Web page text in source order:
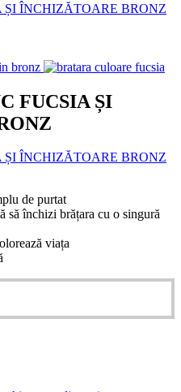
ÎNCHIZĂTOARE BRONZ
FUCSIA ȘI
ÎNCHIZĂTOARE BRONZ
de purtat
să închizi brățara cu o singură
viața